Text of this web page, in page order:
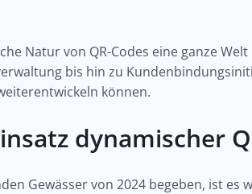
Natur von QR-Codes eine ganze
bis hin zu
können.
dynamischer
Gewässer von 2024 begeben, ist